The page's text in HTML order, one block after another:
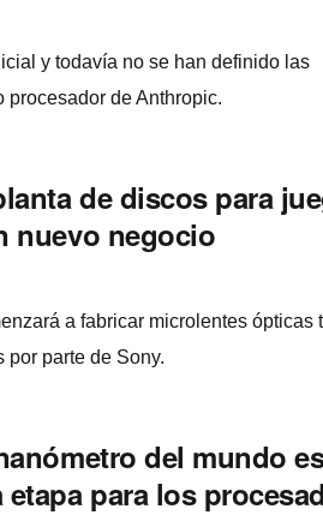
y todavía no se han definido las
de Anthropic.
de discos para
nuevo negocio
a fabricar microlentes ópticas
por parte de Sony.
del mundo
para los